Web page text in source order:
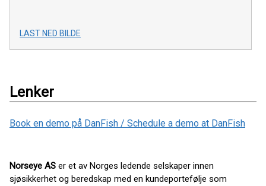
LAST NED BILDE
Lenker
Book en demo på DanFish / Schedule a demo at DanFish
Norseye AS er et av Norges ledende selskaper innen
sjøsikkerhet og beredskap med en kundeportefølje som